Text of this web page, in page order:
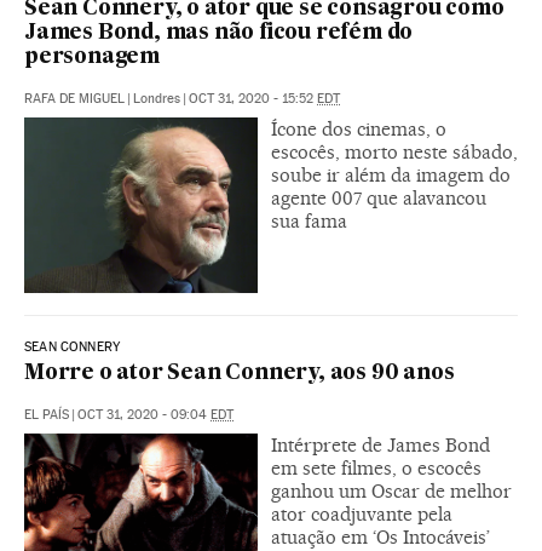
Sean Connery, o ator que se consagrou como
James Bond, mas não ficou refém do
personagem
RAFA DE MIGUEL Londres OCT 31, 2020 - 15:52 EDT
Ícone dos cinemas, o
escocês, morto neste sábado,
soube ir além da imagem do
agente 007 que alavancou
sua fama
SEAN CONNERY
Morre o ator Sean Connery, aos 90 anos
EL PAÍS | OCT 31, 2020 - 09:04 EDT
Intérprete de James Bond
em sete filmes, o escocês
ganhou um Oscar de melhor
ator coadjuvante pela
atuação em ‘Os Intocáveis’